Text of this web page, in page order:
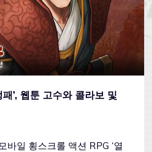
’, 웹툰 고수와 콜라보 및
일 횡스크롤 액션 RPG ‘열